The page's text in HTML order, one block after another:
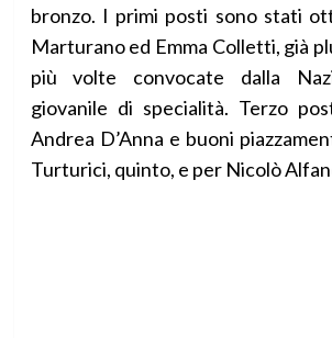
bronzo. I primi posti sono stati
Marturano ed Emma Colletti, già
più volte convocate dalla
giovanile di specialità. Terzo
Andrea D’Anna e buoni
Turturici, quinto, e per Nicolò